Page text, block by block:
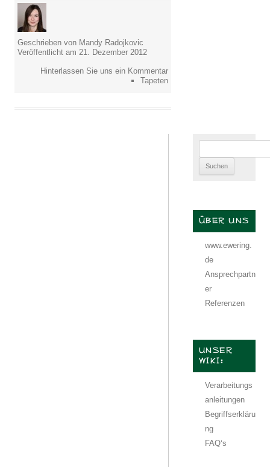
Geschrieben von Mandy Radojkovic
Veröffentlicht am 21. Dezember 2012
Hinterlassen Sie uns ein Kommentar
Tapeten
nach:
ÜBER UNS
www.ewering.
de
Ansprechpartn
er
Referenzen
UNSER
WIKI:
Verarbeitungs
anleitungen
Begriffserkläru
ng
FAQ‘s